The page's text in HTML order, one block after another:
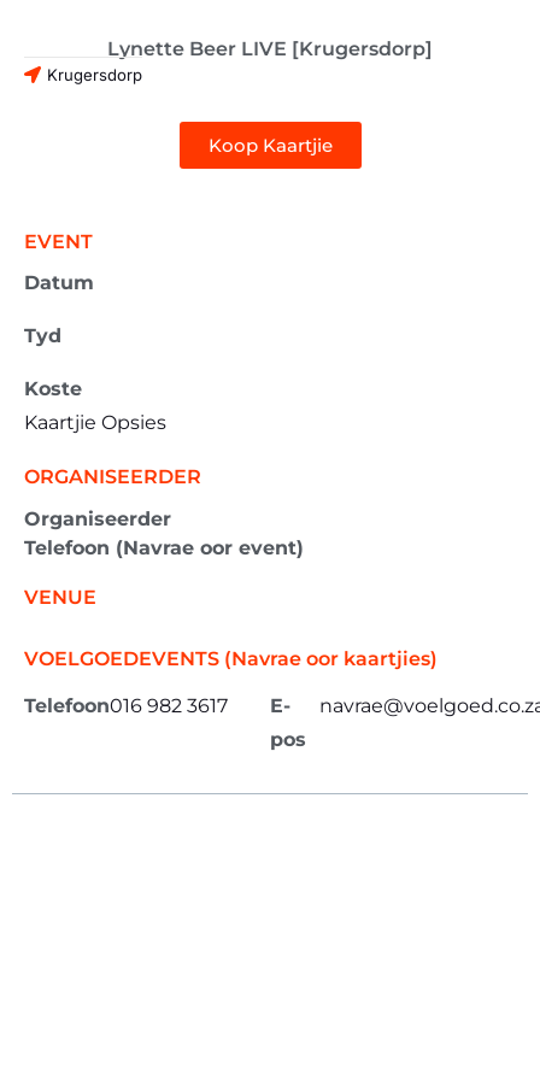
Lynette Beer LIVE [Krugersdorp]
Krugersdorp
Koop Kaartjie
EVENT
Datum
Tyd
Koste
Kaartjie Opsies
ORGANISEERDER
Organiseerder
Telefoon (Navrae oor event)
VENUE
VOELGOEDEVENTS (Navrae oor kaartjies)
Telefoon016 982 3617
E-
pos